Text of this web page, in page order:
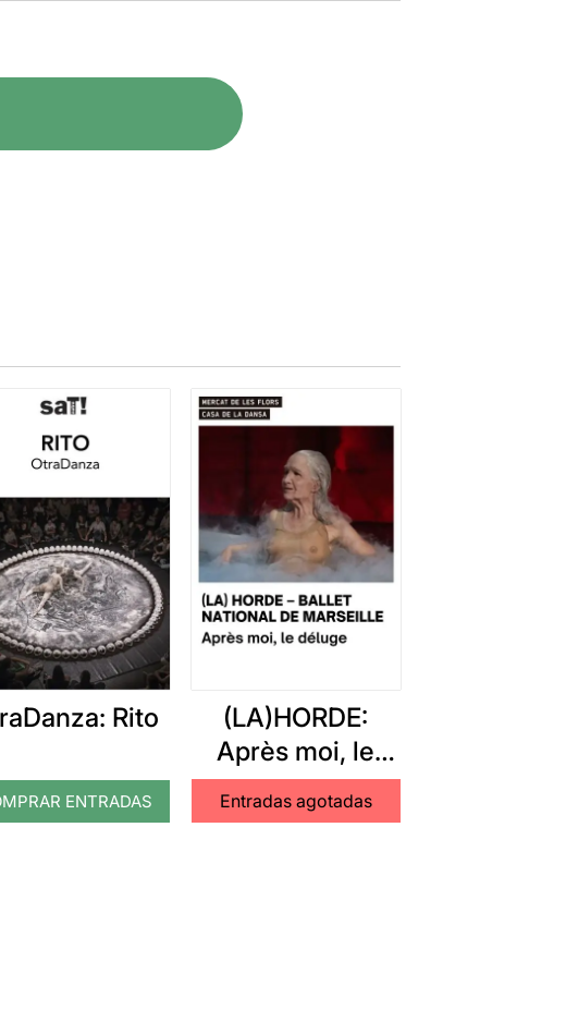
Rito
ENTRADAS
(LA)HORDE:
Après moi, le
déluge
Entradas agotadas